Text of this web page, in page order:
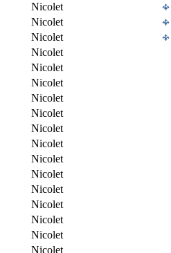
Nicolet
Nicolet
Nicolet
Nicolet
Nicolet
Nicolet
Nicolet
Nicolet
Nicolet
Nicolet
Nicolet
Nicolet
Nicolet
Nicolet
Nicolet
Nicolet
Nicolet